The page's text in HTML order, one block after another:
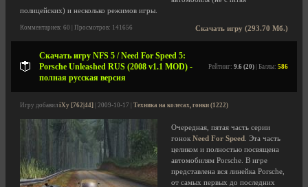
полицейских) и несколько режимов игры.
Скачать игру (293.70 Мб.)
Комментариев: 60 | Просмотров: 141656
Скачать игру NFS 5 / Need For Speed 5:
Porsche Unleashed RUS (2008 v1.1 MOD) -
полная русская версия
Рейтинг: 9.6 (20) | Баллы: 586
Игру добавил iXy [762|44] | 2009-10-17 | Техника на колесах, гонки (1222)
Очередная, пятая часть серии
гонок Need For Speed
. Эта часть
целиком и полностью посвящена
автомобилям Porsche. В игре
представлена вся линейка Porsche,
от самых первых до последних